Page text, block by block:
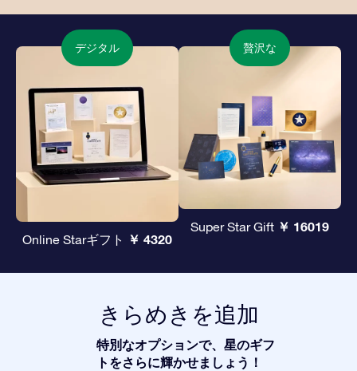
デジタル
Online Starギフト ￥ 4320
贅沢な
Super Star Gift ￥ 16019
きらめきを追加
特別なオプションで、星のギフ
トをさらに輝かせましょう！